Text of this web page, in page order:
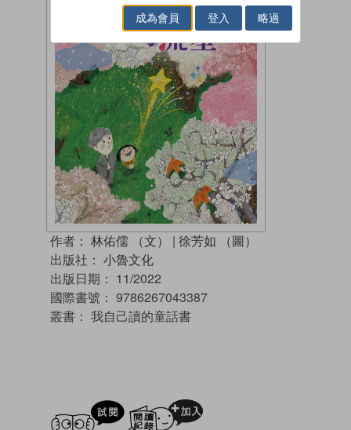
作者： 林佑儒 （文） | 徐芳如 （圖）
出版社： 小魯文化
出版日期： 11/2022
國際書號： 9786267043387
叢書： 我自己讀的童話書
試閲
成為會員 登入 略過